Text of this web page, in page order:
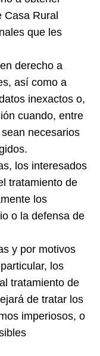
Rural
que les
derecho a
así como a
inexactos o,
cuando, entre
necesarios
los interesados
tratamiento de
los
o la defensa de
y por motivos
los
tratamiento de
de tratar los
imperiosos, o